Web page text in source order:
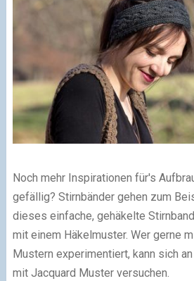
Noch mehr Inspirationen für's
gefällig? Stirnbänder gehen zum
dieses einfache, gehäkelte
mit einem Häkelmuster. Wer gerne
Mustern experimentiert, kann sich
mit Jacquard Muster versuchen.